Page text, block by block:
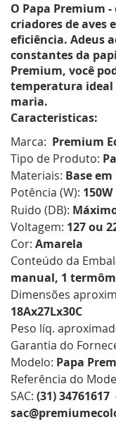
O Papa Premium
criadores de aves
eficiência. Adeus
constantes da
Premium, você
temperatura ideal
maria.
Caracteristicas:
Marca: Premium
Tipo de Produto:
Materiais: Base em
Potência (W): 150W
Ruido (DB):
Voltagem: 127 ou
Cor: Amarela
Conteúdo da
manual, 1
Dimensões
18Ax27Lx30C
Peso líq.
Garantia do
Modelo: Papa
Referência do
SAC: (31) 34761617